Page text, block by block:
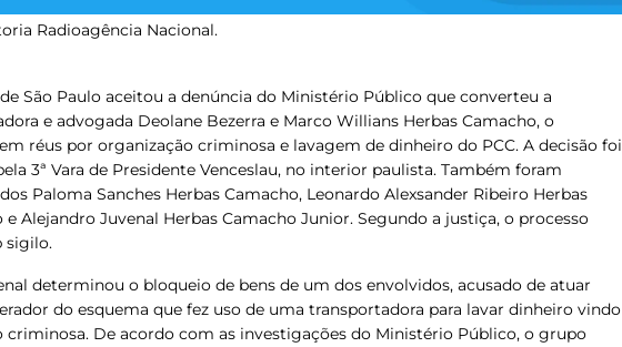
Radioagência Nacional.
São Paulo aceitou a denúncia do Ministério Público que converteu a
e advogada Deolane Bezerra e Marco Willians Herbas Camacho, o
réus por organização criminosa e lavagem de dinheiro do PCC. A decisão foi
3ª Vara de Presidente Venceslau, no interior paulista. Também foram
Paloma Sanches Herbas Camacho, Leonardo Alexsander Ribeiro Herbas
e Alejandro Juvenal Herbas Camacho Junior. Segundo a justiça, o processo
sigilo.
determinou o bloqueio de bens de um dos envolvidos, acusado de atuar
do esquema que fez uso de uma transportadora para lavar dinheiro vindo
criminosa. De acordo com as investigações do Ministério Público, o grupo